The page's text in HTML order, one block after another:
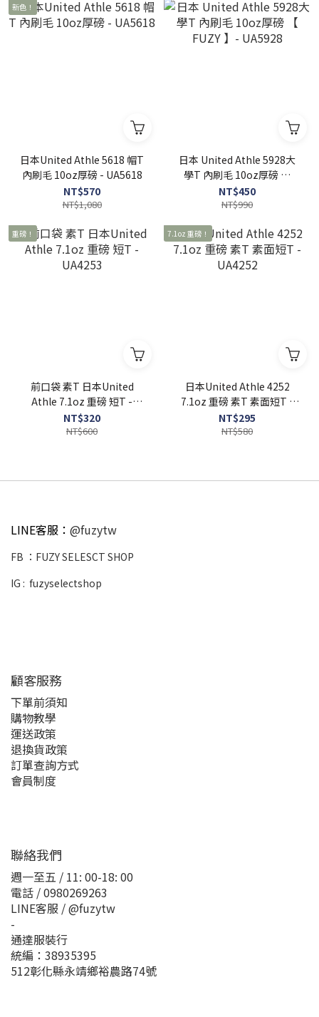
新色！
日本United Athle 5618 帽T
內刷毛 10oz厚磅 - UA5618
NT$570
NT$1,080
日本 United Athle 5928大
學T 內刷毛 10oz厚磅 【
FUZY 】- UA5928
NT$450
NT$990
重磅！
前口袋 素T 日本United
Athle 7.1oz 重磅 短T -
UA4253
NT$320
NT$600
7.1oz 重磅！
日本United Athle 4252
7.1oz 重磅 素T 素面短T -
UA4252
NT$295
NT$580
LINE客服： @fuzytw
FB ： FUZY SELESCT SHOP
IG : fuzyselectshop
顧客服務
下單前須知
購物教學
運送政策
退換貨政策
訂單查詢方式
會員制度
聯絡我們
週一至五 / 11: 00-18: 00
電話 / 0980269263
LINE客服 / @fuzytw
-
通達服裝行
統編：38935395
512彰化縣永靖鄉裕農路74號